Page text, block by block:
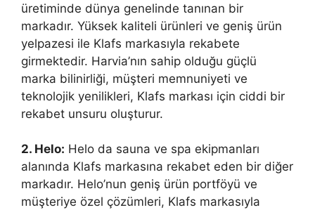
üretiminde dünya genelinde tanınan bir
markadır. Yüksek kaliteli ürünleri ve geniş ürün
yelpazesi ile Klafs markasıyla rekabete
girmektedir. Harvia’nın sahip olduğu güçlü
marka bilinirliği, müşteri memnuniyeti ve
teknolojik yenilikleri, Klafs markası için ciddi bir
rekabet unsuru oluşturur.
2. Helo: Helo da sauna ve spa ekipmanları
alanında Klafs markasına rekabet eden bir diğer
markadır. Helo’nun geniş ürün portföyü ve
müşteriye özel çözümleri, Klafs markasıyla